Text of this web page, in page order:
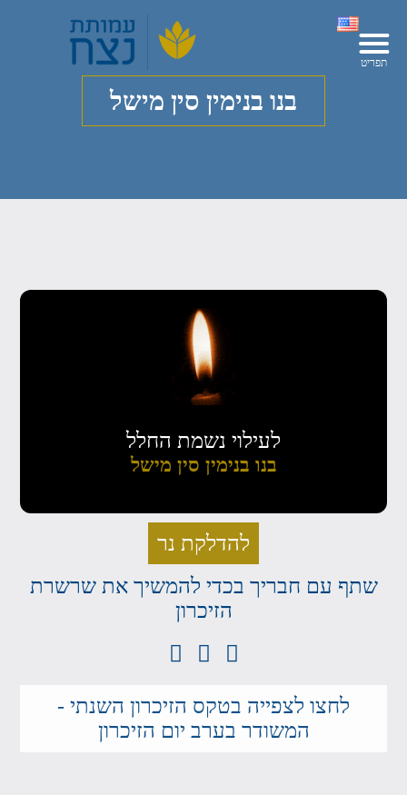
בנו בנימין סין מישל
לעילוי נשמת החלל
בנו בנימין סין מישל
להדלקת נר
שתף עם חבריך בכדי להמשיך את שרשרת
הזיכרון
לחצו לצפייה בטקס הזיכרון השנתי -
המשודר בערב יום הזיכרון